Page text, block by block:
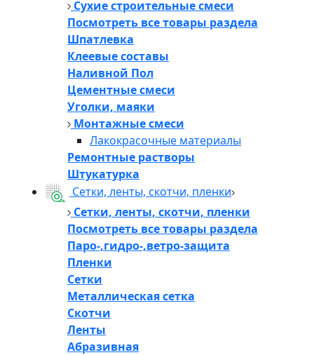
Сухие строительные смеси
Посмотреть все товары раздела
Шпатлевка
Клеевые составы
Наливной Пол
Цементные смеси
Уголки, маяки
Монтажные смеси
Лакокрасочные материалы
Ремонтные растворы
Штукатурка
Сетки, ленты, скотчи, пленки
Сетки, ленты, скотчи, пленки
Посмотреть все товары раздела
Паро-,гидро-,ветро-защита
Пленки
Сетки
Металлическая сетка
Скотчи
Ленты
Абразивная